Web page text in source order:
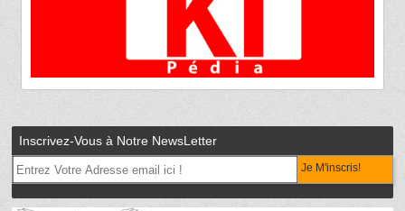
Inscrivez-Vous à Notre NewsLetter
Je M'inscris!